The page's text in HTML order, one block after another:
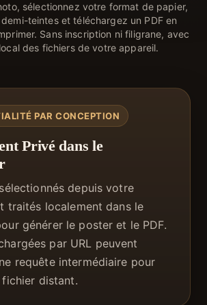
sélectionnez votre format de papier,
teintes et téléchargez un PDF en
Sans inscription ni filigrane, avec
des fichiers de votre appareil.
PAR CONCEPTION
Privé dans le
depuis votre
traités localement dans le
générer le poster et le PDF.
par URL peuvent
requête intermédiaire pour
distant.